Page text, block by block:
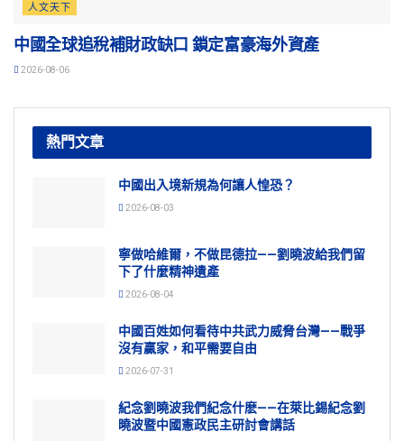
人文天下
中國全球追稅補財政缺口 鎖定富豪海外資產
2026-08-06
熱門文章
中國出入境新規為何讓人惶恐？
2026-08-03
寧做哈維爾，不做昆德拉——劉曉波給我們留
下了什麼精神遺產
2026-08-04
中國百姓如何看待中共武力威脅台灣——戰爭
沒有贏家，和平需要自由
2026-07-31
紀念劉曉波我們紀念什麽——在萊比錫紀念劉
曉波暨中國憲政民主研討會講話